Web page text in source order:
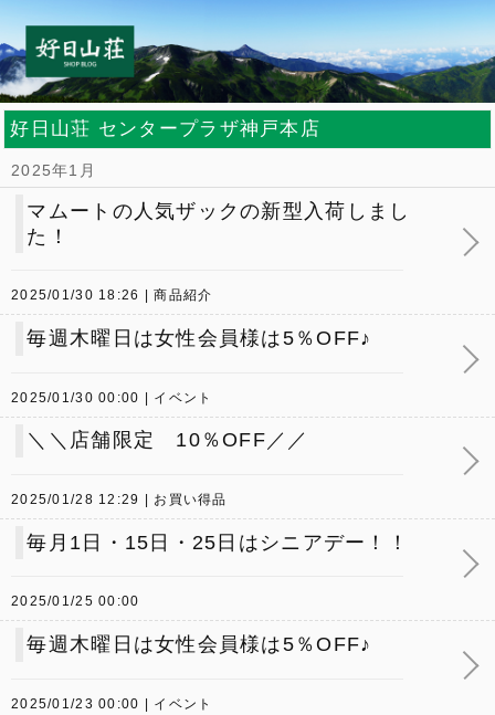
好日山荘 センタープラザ神戸本店
2025年1月
マムートの人気ザックの新型入荷しまし
た！
2025/01/30 18:26 商品紹介
毎週木曜日は女性会員様は5％OFF♪
2025/01/30 00:00 イベント
＼＼店舗限定 10％OFF／／
2025/01/28 12:29 お買い得品
毎月1日・15日・25日はシニアデー！！
2025/01/25 00:00
毎週木曜日は女性会員様は5％OFF♪
2025/01/23 00:00 イベント